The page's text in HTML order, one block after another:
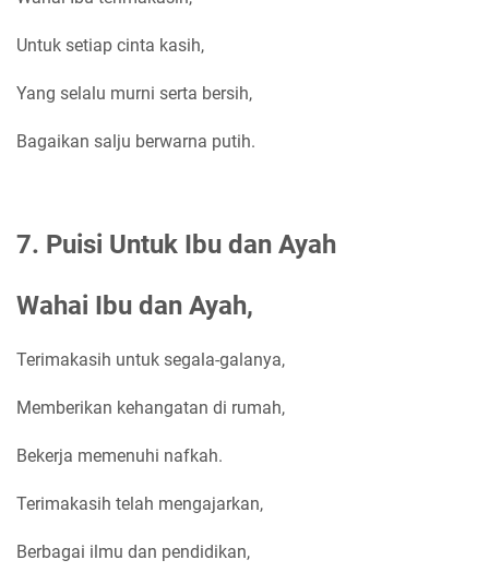
Untuk setiap cinta kasih,
Yang selalu murni serta bersih,
Bagaikan salju berwarna putih.
7. Puisi Untuk Ibu dan Ayah
Wahai Ibu dan Ayah,
Terimakasih untuk segala-galanya,
Memberikan kehangatan di rumah,
Bekerja memenuhi nafkah.
Terimakasih telah mengajarkan,
Berbagai ilmu dan pendidikan,